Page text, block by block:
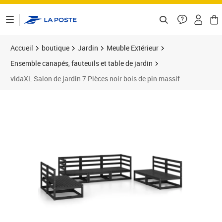
Accueil boutique Jardin
Meuble Extérieur
Ensemble canapés, fauteuils et table de jardin
vidaXL Salon de jardin 7 Pièces noir bois de pin massif